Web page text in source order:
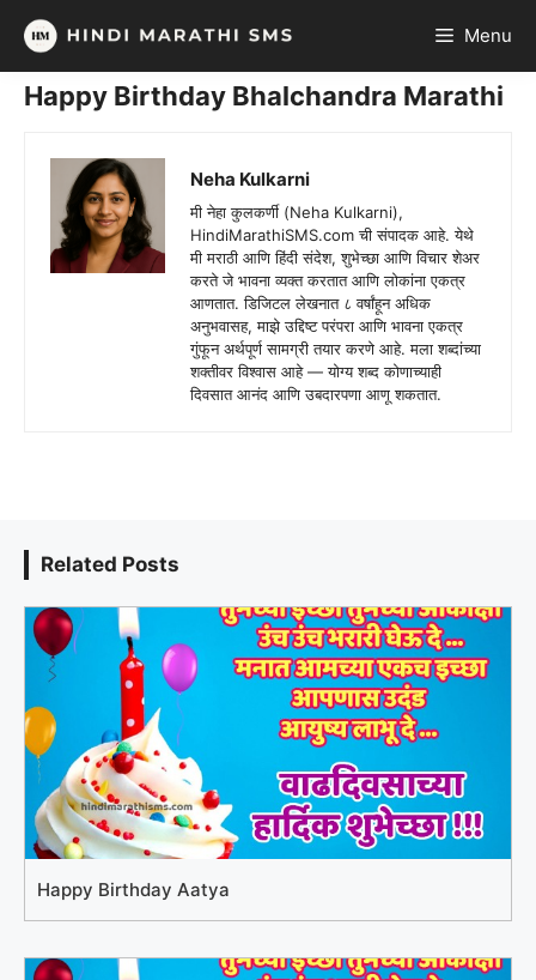
Skip
content
Menu
Happy Birthday Bhalchandra Marathi
Neha Kulkarni
मी नेहा कुलकर्णी (Neha Kulkarni),
HindiMarathiSMS.com ची संपादक आहे. येथे
मी मराठी आणि हिंदी संदेश, शुभेच्छा आणि विचार शेअर
करते जे भावना व्यक्त करतात आणि लोकांना एकत्र
आणतात. डिजिटल लेखनात ८ वर्षांहून अधिक
अनुभवासह, माझे उद्दिष्ट परंपरा आणि भावना एकत्र
गुंफून अर्थपूर्ण सामग्री तयार करणे आहे. मला शब्दांच्या
शक्तीवर विश्वास आहे — योग्य शब्द कोणाच्याही
दिवसात आनंद आणि उबदारपणा आणू शकतात.
Related Posts
Happy Birthday Aatya